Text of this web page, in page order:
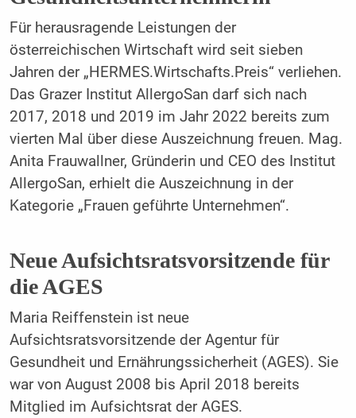
Für herausragende Leistungen der
österreichischen Wirtschaft wird seit sieben
Jahren der „HERMES.Wirtschafts.Preis“ verliehen.
Das Grazer Institut AllergoSan darf sich nach
2017, 2018 und 2019 im Jahr 2022 bereits zum
vierten Mal über diese Auszeichnung freuen. Mag.
Anita Frauwallner, Gründerin und CEO des Institut
AllergoSan, erhielt die Auszeichnung in der
Kategorie „Frauen geführte Unternehmen“.
Neue Aufsichtsratsvorsitzende für
die AGES
Maria Reiffenstein ist neue
Aufsichtsratsvorsitzende der Agentur für
Gesundheit und Ernährungssicherheit (AGES). Sie
war von August 2008 bis April 2018 bereits
Mitglied im Aufsichtsrat der AGES.